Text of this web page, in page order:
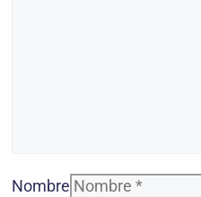
Nombre